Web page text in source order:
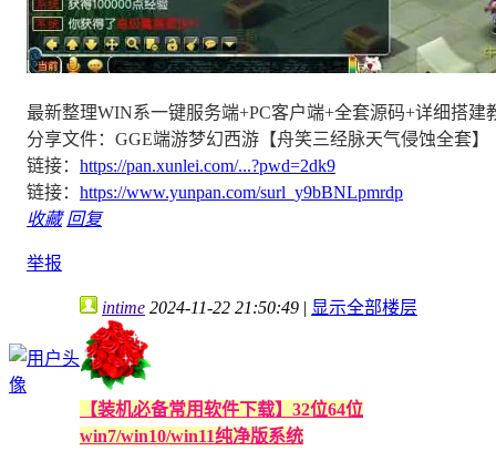
最新整理WIN系一键服务端+PC客户端+全套源码+详细搭建
分享文件：GGE端游梦幻西游【舟笑三经脉天气侵蚀全套】
链接： https://pan.xunlei.com/...?pwd=2dk9
链接： https://www.yunpan.com/surl_y9bBNLpmrdp
收藏 回复
举报
intime 2024-11-22 21:50:49 | 显示全部楼层
【装机必备常用软件下载】32位64位
win7/win10/win11纯净版系统